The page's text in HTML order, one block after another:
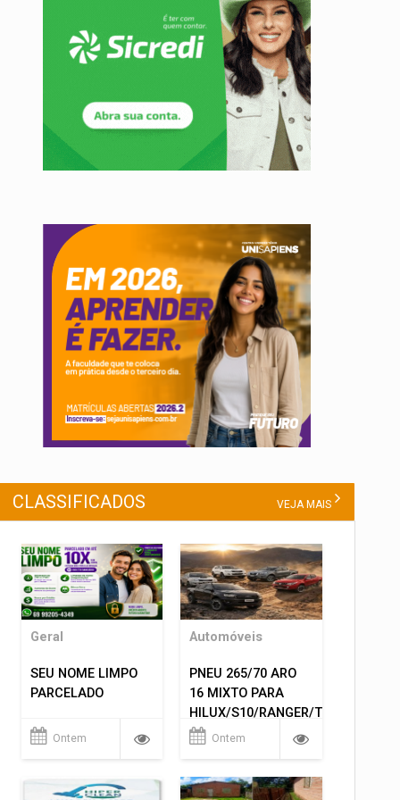
CLASSIFICADOS VEJA MAIS
Geral
SEU NOME LIMPO
PARCELADO
Ontem
Automóveis
PNEU 265/70 ARO
16 MIXTO PARA
HILUX/S10/RANGER/TRITON
ETC... MONTAGEM
Ontem